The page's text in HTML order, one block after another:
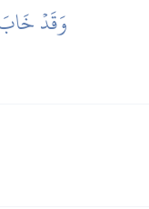
وَقَدۡ